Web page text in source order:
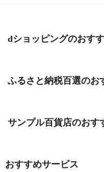
dショッピングのおす
ふるさと納税百選のお
サンプル百貨店のおす
おすすめサービス